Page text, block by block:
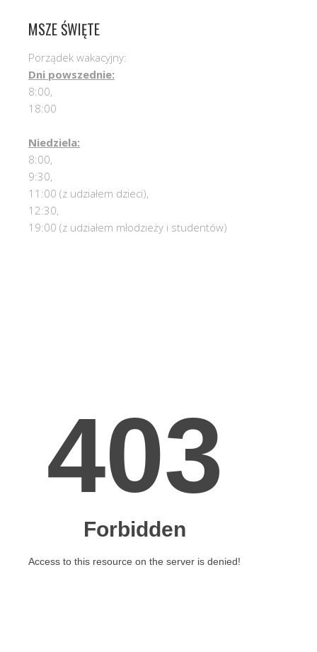
MSZE ŚWIĘTE
Porządek wakacyjny:
Dni powszednie:
8:00,
18:00
Niedziela:
8:00,
9:30,
11:00 (z udziałem dzieci),
12:30,
19:00 (z udziałem młodzieży i studentów)